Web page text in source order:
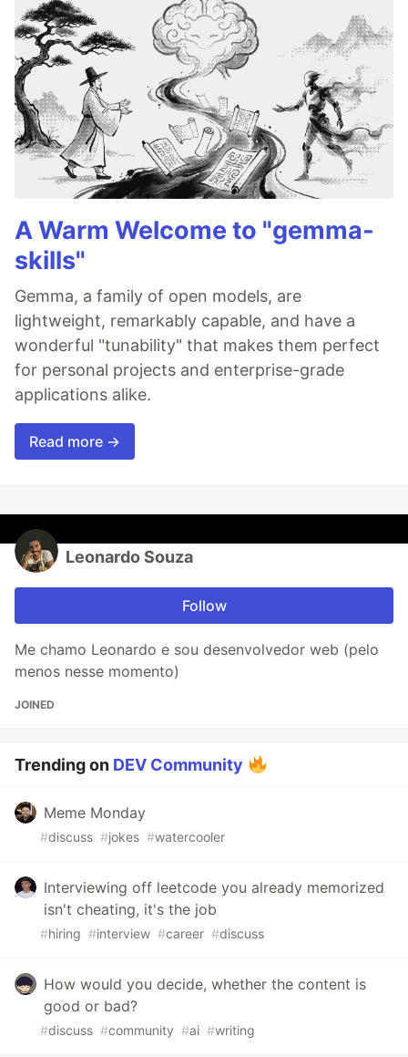
A Warm Welcome to "gemma-
skills"
Gemma, a family of open models, are
lightweight, remarkably capable, and have a
wonderful "tunability" that makes them perfect
for personal projects and enterprise-grade
applications alike.
Read more →
Leonardo Souza
Follow
Me chamo Leonardo e sou desenvolvedor web (pelo
menos nesse momento)
JOINED
Trending on DEV Community
Meme Monday
#discuss #jokes #watercooler
Interviewing off leetcode you already memorized
isn't cheating, it's the job
#hiring #interview #career #discuss
How would you decide, whether the content is
good or bad?
#discuss #community #ai #writing